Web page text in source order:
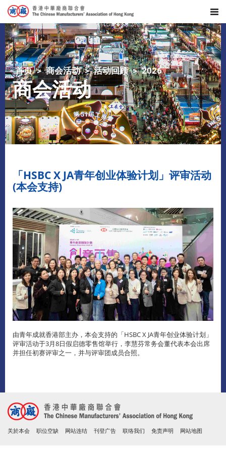
首页 商会活动 活动回顾 2026
商会活动
「HSBC X JA青年创业体验计划」评审活动
(本会支持)
由青年成就香港部主办，本会支持的「HSBC X JA青年创业体验计划」
评审活动于3月8日假启德零售馆举行，李慧芬常务会董代表本会出席
并担任初赛评审之一，并与评审团成员合照。
关於本会 职位空缺 网站连结 刊登广告 联络我们 免责声明 网站地图